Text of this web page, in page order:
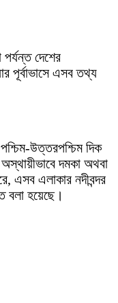
দেশের
পূর্বাভাসে এসব তথ্য
উত্তরপশ্চিম দিক
দমকা অথবা
এসব এলাকার নদীবন্দর
বলা হয়েছে।